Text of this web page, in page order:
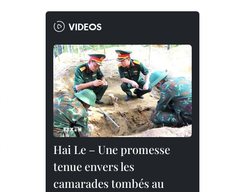
VIDEOS
Hai Le – Une promesse
tenue envers les
camarades tombés au